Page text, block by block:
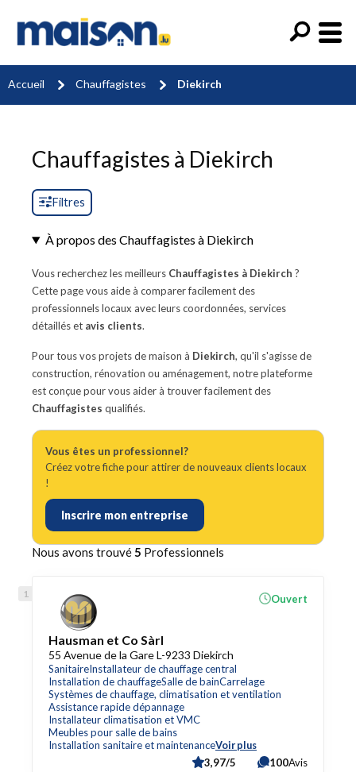
Accueil Chauffagistes Diekirch
Chauffagistes à Diekirch
Filtres
À propos des Chauffagistes à Diekirch
Vous recherchez les meilleurs Chauffagistes à Diekirch ?
Cette page vous aide à comparer facilement des
professionnels locaux avec leurs coordonnées, services
détaillés et avis clients.
Pour tous vos projets de maison à Diekirch, qu'il s'agisse de
construction, rénovation ou aménagement, notre plateforme
est conçue pour vous aider à trouver facilement des
Chauffagistes qualifiés.
Vous êtes un professionnel?
Créez votre fiche pour attirer de nouveaux clients locaux
!
Inscrire mon entreprise
Nous avons trouvé5 Professionnels
Hausman et Co Sàrl
55 Avenue de la Gare L-9233 Diekirch
SanitaireInstallateur de chauffage central
Installation de chauffageSalle de bainCarrelage
Systèmes de chauffage, climatisation et ventilation
Assistance rapide dépannage
Installateur climatisation et VMC
Meubles pour salle de bains
Installation sanitaire et maintenanceVoir plus
Ouvert
3,97/5 100Avis